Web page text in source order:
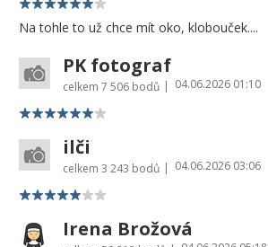
Na tohle to už chce mít oko, klobouček....
PK fotograf
celkem 7 506 bodů | 04.06.2026 01:10
ilči
celkem 3 243 bodů | 04.06.2026 03:06
Irena Brožová